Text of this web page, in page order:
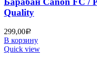
Quality
299,00Р
В корзину
Quick view